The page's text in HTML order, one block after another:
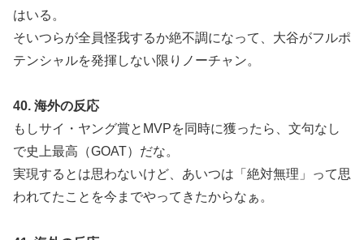
はいる。
そいつらが全員怪我するか絶不調になって、大谷がフルポ
テンシャルを発揮しない限りノーチャン。
40. 海外の反応
もしサイ・ヤング賞とMVPを同時に獲ったら、文句なし
で史上最高（GOAT）だな。
実現するとは思わないけど、あいつは「絶対無理」って思
われてたことを今までやってきたからなぁ。